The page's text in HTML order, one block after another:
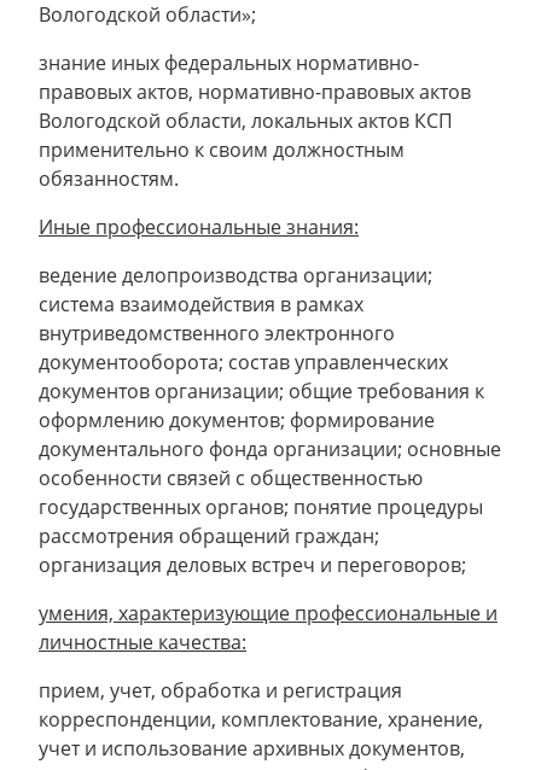
Вологодской области»;
знание иных федеральных нормативно-
правовых актов, нормативно-правовых актов
Вологодской области, локальных актов КСП
применительно к своим должностным
обязанностям.
Иные профессиональные знания:
ведение делопроизводства организации;
система взаимодействия в рамках
внутриведомственного электронного
документооборота; состав управленческих
документов организации; общие требования к
оформлению документов; формирование
документального фонда организации; основные
особенности связей с общественностью
государственных органов; понятие процедуры
рассмотрения обращений граждан;
организация деловых встреч и переговоров;
умения, характеризующие профессиональные и
личностные качества:
прием, учет, обработка и регистрация
корреспонденции, комплектование, хранение,
учет и использование архивных документов,